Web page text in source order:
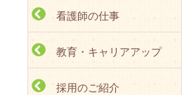
看護師の仕事
教育・キャリアアップ
採用のご紹介